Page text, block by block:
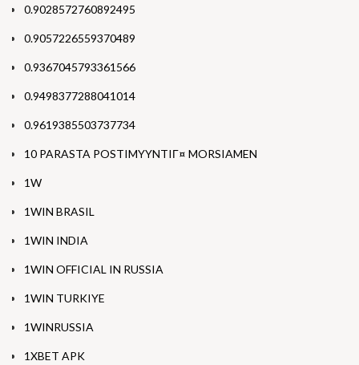
0.9028572760892495
0.9057226559370489
0.9367045793361566
0.9498377288041014
0.9619385503737734
10 PARASTA POSTIMYYNTIГ¤ MORSIAMEN
1W
1WIN BRASIL
1WIN INDIA
1WIN OFFICIAL IN RUSSIA
1WIN TURKIYE
1WINRUSSIA
1XBET APK